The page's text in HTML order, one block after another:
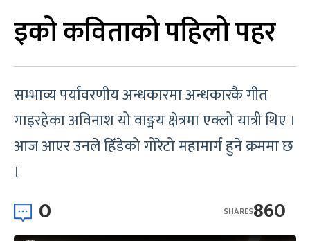
इको कविताको पहिलो पहर
सम्भाव्य पर्यावरणीय अन्धकारमा अन्धकारकै गीत
गाइरहेका अविनाश यो वाङ्मय क्षेत्रमा एक्लो यात्री थिए ।
आज आएर उनले हिँडेको गोरेटो महामार्ग हुने क्रममा छ
।
0 860
SHARES